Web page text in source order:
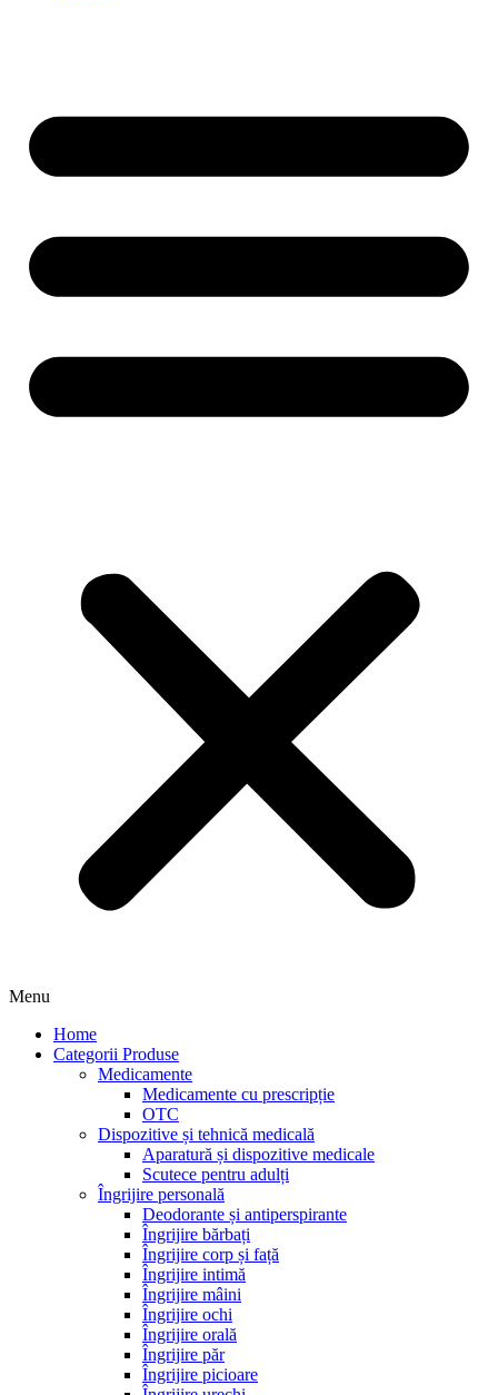
Menu
Home
Categorii Produse
Medicamente
Medicamente cu prescripție
OTC
Dispozitive și tehnică medicală
Aparatură și dispozitive medicale
Scutece pentru adulți
Îngrijire personală
Deodorante și antiperspirante
Îngrijire bărbați
Îngrijire corp și față
Îngrijire intimă
Îngrijire mâini
Îngrijire ochi
Îngrijire orală
Îngrijire păr
Îngrijire picioare